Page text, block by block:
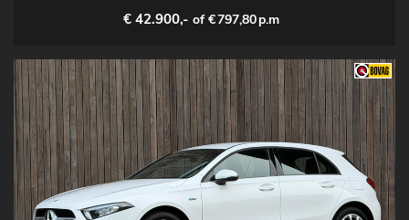
€ 42.900,- of €797,80p.m